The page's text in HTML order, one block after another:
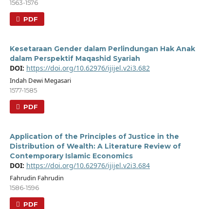
1563-1576
PDF
Kesetaraan Gender dalam Perlindungan Hak Anak
dalam Perspektif Maqashid Syariah
DOI: https://doi.org/10.62976/ijijel.v2i3.682
Indah Dewi Megasari
1577-1585
PDF
Application of the Principles of Justice in the
Distribution of Wealth: A Literature Review of
Contemporary Islamic Economics
DOI: https://doi.org/10.62976/ijijel.v2i3.684
Fahrudin Fahrudin
1586-1596
PDF